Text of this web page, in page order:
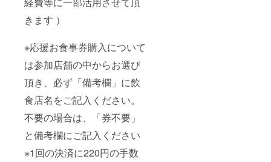
きます ）
※応援お食事券購入について
は参加店舗の中からお選び
頂き、必ず「備考欄」に飲
食店名をご記入ください。
不要の場合は、「券不要」
と備考欄にご記入ください
※1回の決済に220円の手数